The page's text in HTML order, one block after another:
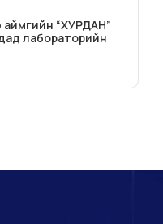
“ХУРДАН”
лабораторийн